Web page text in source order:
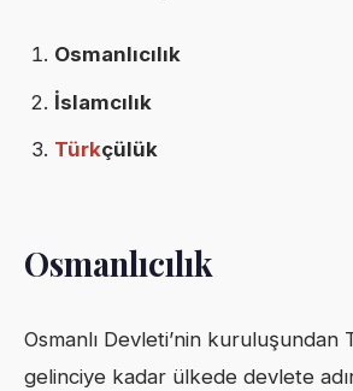
Osmanlıcılık
İslamcılık
Türkçülük
Osmanlıcılık
Osmanlı Devleti’nin kuruluşundan
gelinciye kadar ülkede devlete